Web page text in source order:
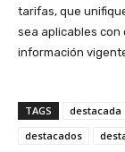
tarifas, que
sea aplicables
información
TAGS destacada
destacados